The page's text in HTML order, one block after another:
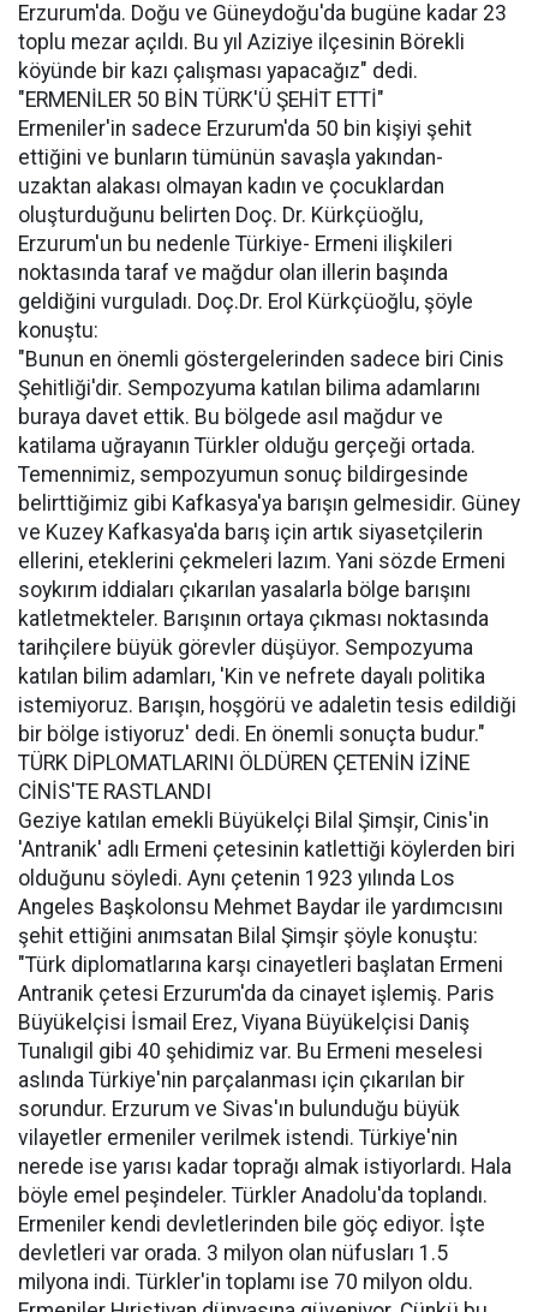
Erzurum'da. Doğu ve Güneydoğu'da bugüne kadar 23
toplu mezar açıldı. Bu yıl Aziziye ilçesinin Börekli
köyünde bir kazı çalışması yapacağız" dedi.
"ERMENİLER 50 BİN TÜRK'Ü ŞEHİT ETTİ"
Ermeniler'in sadece Erzurum'da 50 bin kişiyi şehit
ettiğini ve bunların tümünün savaşla yakından-
uzaktan alakası olmayan kadın ve çocuklardan
oluşturduğunu belirten Doç. Dr. Kürkçüoğlu,
Erzurum'un bu nedenle Türkiye- Ermeni ilişkileri
noktasında taraf ve mağdur olan illerin başında
geldiğini vurguladı. Doç.Dr. Erol Kürkçüoğlu, şöyle
konuştu:
"Bunun en önemli göstergelerinden sadece biri Cinis
Şehitliği'dir. Sempozyuma katılan bilima adamlarını
buraya davet ettik. Bu bölgede asıl mağdur ve
katilama uğrayanın Türkler olduğu gerçeği ortada.
Temennimiz, sempozyumun sonuç bildirgesinde
belirttiğimiz gibi Kafkasya'ya barışın gelmesidir. Güney
ve Kuzey Kafkasya'da barış için artık siyasetçilerin
ellerini, eteklerini çekmeleri lazım. Yani sözde Ermeni
soykırım iddiaları çıkarılan yasalarla bölge barışını
katletmekteler. Barışının ortaya çıkması noktasında
tarihçilere büyük görevler düşüyor. Sempozyuma
katılan bilim adamları, 'Kin ve nefrete dayalı politika
istemiyoruz. Barışın, hoşgörü ve adaletin tesis edildiği
bir bölge istiyoruz' dedi. En önemli sonuçta budur."
TÜRK DİPLOMATLARINI ÖLDÜREN ÇETENİN İZİNE
CİNİS'TE RASTLANDI
Geziye katılan emekli Büyükelçi Bilal Şimşir, Cinis'in
'Antranik' adlı Ermeni çetesinin katlettiği köylerden biri
olduğunu söyledi. Aynı çetenin 1923 yılında Los
Angeles Başkolonsu Mehmet Baydar ile yardımcısını
şehit ettiğini anımsatan Bilal Şimşir şöyle konuştu:
"Türk diplomatlarına karşı cinayetleri başlatan Ermeni
Antranik çetesi Erzurum'da da cinayet işlemiş. Paris
Büyükelçisi İsmail Erez, Viyana Büyükelçisi Daniş
Tunalıgil gibi 40 şehidimiz var. Bu Ermeni meselesi
aslında Türkiye'nin parçalanması için çıkarılan bir
sorundur. Erzurum ve Sivas'ın bulunduğu büyük
vilayetler ermeniler verilmek istendi. Türkiye'nin
nerede ise yarısı kadar toprağı almak istiyorlardı. Hala
böyle emel peşindeler. Türkler Anadolu'da toplandı.
Ermeniler kendi devletlerinden bile göç ediyor. İşte
devletleri var orada. 3 milyon olan nüfusları 1.5
milyona indi. Türkler'in toplamı ise 70 milyon oldu.